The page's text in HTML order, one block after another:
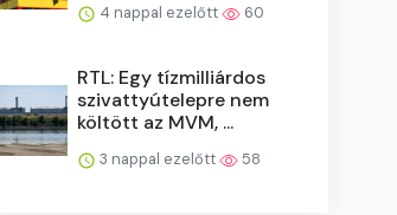
4 nappal ezelőtt 60
RTL: Egy tízmilliárdos
szivattyútelepre nem
költött az MVM, ...
3 nappal ezelőtt 58